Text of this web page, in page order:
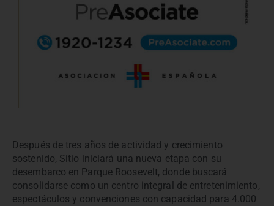
Después de tres años de actividad y crecimiento
sostenido, Sitio iniciará una nueva etapa con su
desembarco en Parque Roosevelt, donde buscará
consolidarse como un centro integral de entretenimiento,
espectáculos y convenciones con capacidad para 4.000